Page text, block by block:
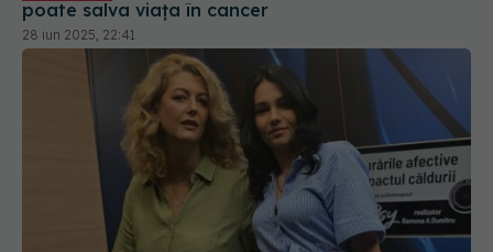
EXCLUSIV
”Dr.Psy”, live la DC Medical, DCNews și DCNewsTV